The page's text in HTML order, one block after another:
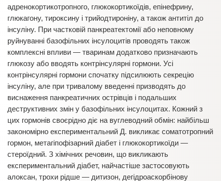
адренокортикотропного, глюкокортикоїдів, епінефрину,
глюкагону, тироксину і трийодтироніну, а також антитіл до
інсуліну. При частковій панкреатектомії або неповному
руйнуванні базофільних інсулоцитів проводять також
комплексні впливи — тваринам додатково призначають
глюкозу або вводять контрінсулярні гормони. Усі
контрінсулярні гормони спочатку підсилюють секрецію
інсуліну, але при тривалому введенні призводять до
виснаження панкреатичних острівців і подальших
деструктивних змін у базофільних інсулоцитах. Кожний з
цих гормонів своєрідно діє на вуглеводний обмін: найбільш
закономірно експериментальний Д. викликає соматотропний
гормон, метагіпофізарний діабет і глюкокортикоїди —
стероїдний. З хімічних речовин, що викликають
експериментальний діабет, найчастіше застосовують
алоксан, трохи рідше — дитизон, дегідроаскорбінову